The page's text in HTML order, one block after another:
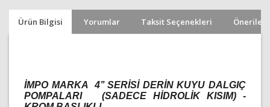
Ürün Bilgisi Yorumlar Taksit Seçenekleri
İMPO MARKA 4’’ SERİSİ DERİN KUYU DALGIÇ
POMPALARI
(SADECE HİDROLİK KISIM) -